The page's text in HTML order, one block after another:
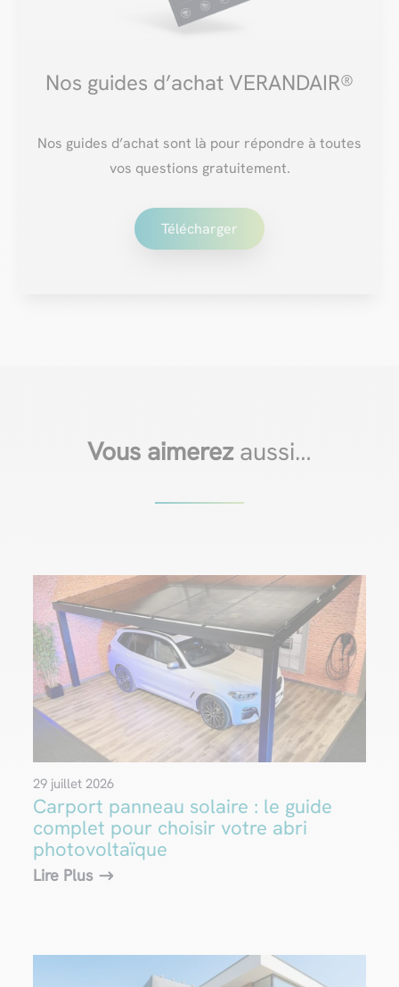
Nos guides d’achat VERANDAIR®
Nos guides d’achat sont là pour répondre à toutes
vos questions gratuitement.
Télécharger
Vous aimerez aussi…
Carport panneau solaire : le guide
complet pour choisir votre abri
photovoltaïque
29 juillet 2026
Lire Plus